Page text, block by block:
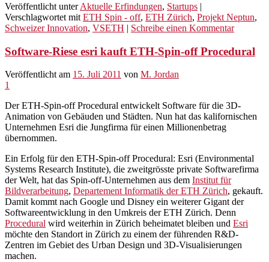
Veröffentlicht unter Aktuelle Erfindungen, Startups |
Verschlagwortet mit ETH Spin - off, ETH Zürich, Projekt Neptun,
Schweizer Innovation, VSETH | Schreibe einen Kommentar
Software-Riese esri kauft ETH-Spin-off Procedural
Veröffentlicht am 15. Juli 2011 von M. Jordan
1
Der ETH-Spin-off Procedural entwickelt Software für die 3D-
Animation von Gebäuden und Städten. Nun hat das kalifornischen
Unternehmen Esri die Jungfirma für einen Millionenbetrag
übernommen.
Ein Erfolg für den ETH-Spin-off Procedural: Esri (Environmental
Systems Research Institute), die zweitgrösste private Softwarefirma
der Welt, hat das Spin-off-Unternehmen aus dem Institut für
Bildverarbeitung, Departement Informatik der ETH Zürich, gekauft.
Damit kommt nach Google und Disney ein weiterer Gigant der
Softwareentwicklung in den Umkreis der ETH Zürich. Denn
Procedural wird weiterhin in Zürich beheimatet bleiben und Esri
möchte den Standort in Zürich zu einem der führenden R&D-
Zentren im Gebiet des Urban Design und 3D-Visualisierungen
machen.